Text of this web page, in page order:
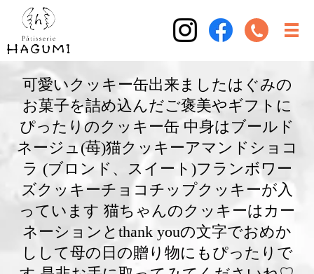
可愛いクッキー缶出来ましたはぐみの
お菓子を詰め込んだご褒美やギフトに
ぴったりのクッキー缶 中身は︎ブールド
ネージュ(苺)︎猫クッキー︎アマンドショコ
ラ (ブロンド、スイート)︎フランボワー
ズクッキー︎チョコチップクッキーが入
っています 猫ちゃんのクッキーはカー
ネーションとthank youの文字でおめか
しして母の日の贈り物にもぴったりで